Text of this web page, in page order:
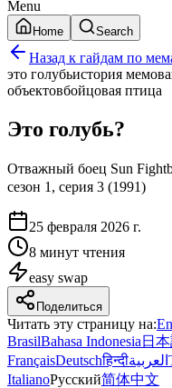
Menu
Home Search
Назад к гайдам по
это голубьистория мемов
объектовбойцовая птица
Это голубь?
Отважный боец ​​Sun
сезон 1, серия 3 (1991)
25 февраля 2026 г.
8 минут чтения
easy swap
Поделиться
Читать эту страницу на:
BrasilBahasa Indonesia 日
FrançaisDeutschहिन्दीالعربية
ItalianoРусский简体中文